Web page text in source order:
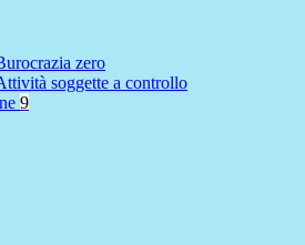
zero
soggette a controllo
9